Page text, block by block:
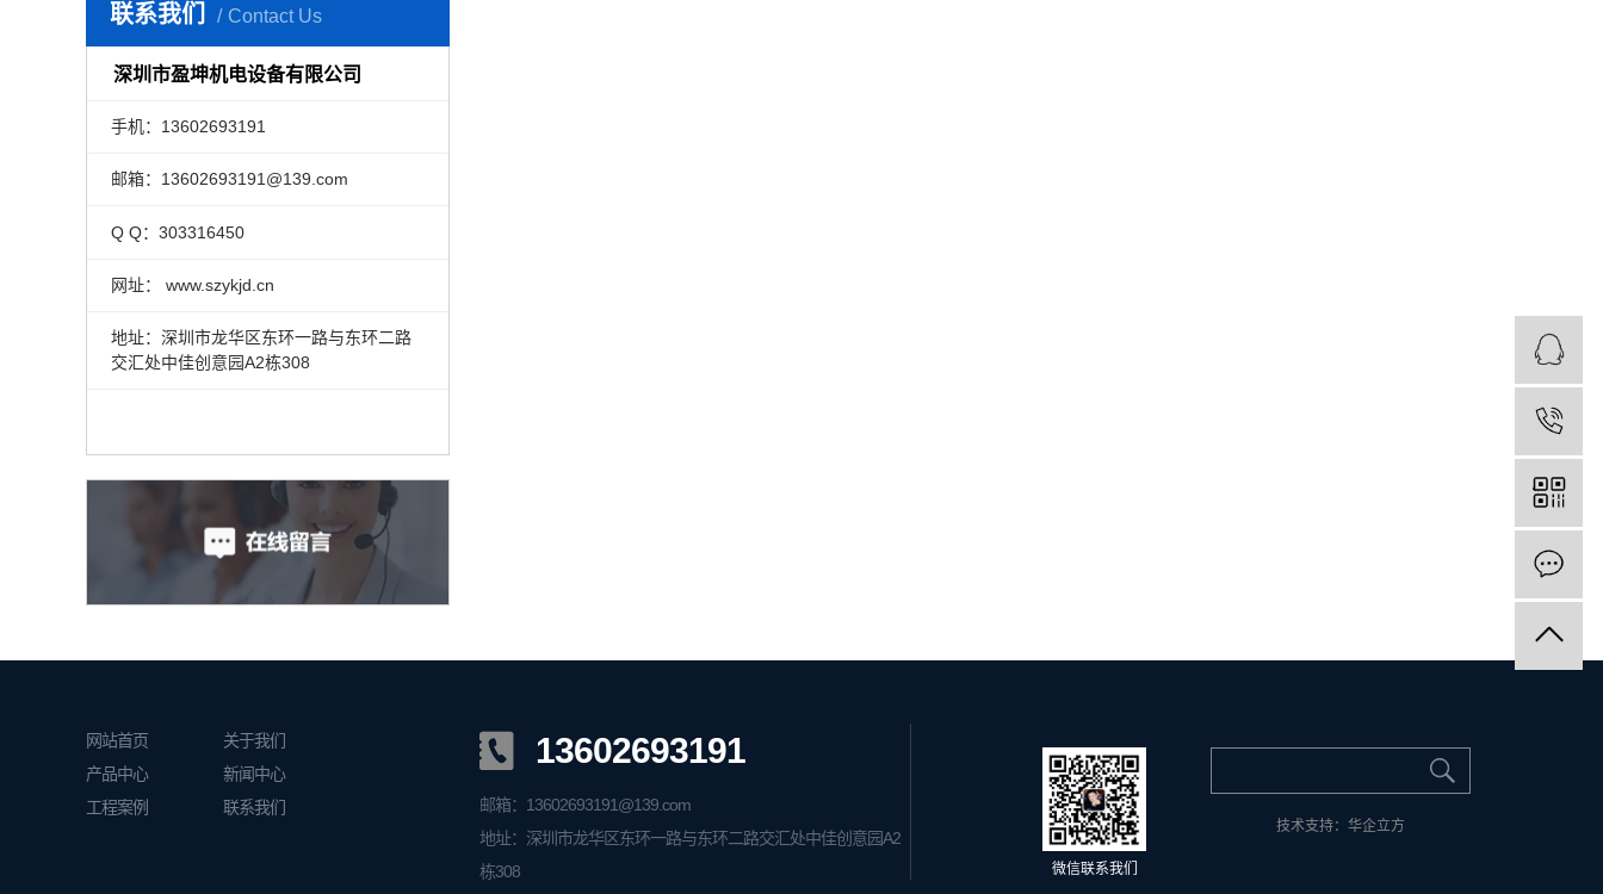
联系我们 Contact Us
深圳市盈坤机电设备有限公司
手机：13602693191
邮箱：13602693191@139.com
Q Q：303316450
网址： www.szykjd.cn
地址：深圳市龙华区东环一路与东环二路
交汇处中佳创意园A2栋308
网站首页
关于我们
产品中心
新闻中心
工程案例
联系我们
13602693191
邮箱：13602693191@139.com
地址：深圳市龙华区东环一路与东环二路交汇处中佳创意园A2
栋308
微信联系我们
技术支持： 华企立方